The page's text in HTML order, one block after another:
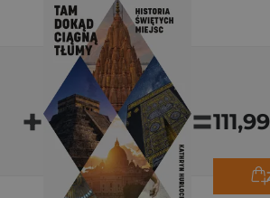
+ =